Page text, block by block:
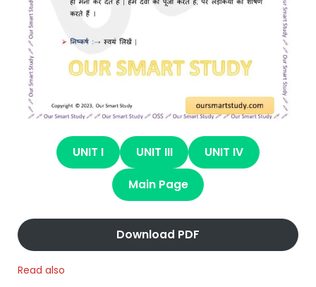
UNIT I UNIT III
UNIT IV
Main Page
Download PDF
Read also